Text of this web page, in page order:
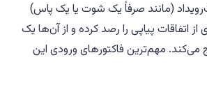
(مانند صرفاً یک شوت یا یک پاس)
اتفاقات پیاپی را رصد کرده و از آن‌ها یک
مهم‌ترین فاکتورهای ورودی این